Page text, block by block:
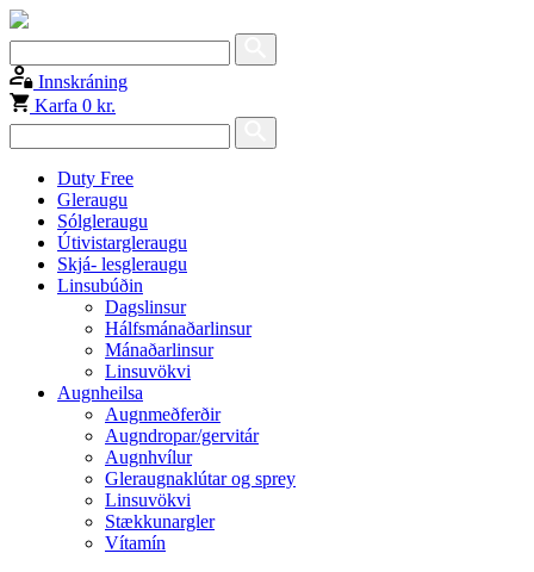
Innskráning
Karfa 0 kr.
Duty Free
Gleraugu
Sólgleraugu
Útivistargleraugu
Skjá- lesgleraugu
Linsubúðin
Dagslinsur
Hálfsmánaðarlinsur
Mánaðarlinsur
Linsuvökvi
Augnheilsa
Augnmeðferðir
Augndropar/gervitár
Augnhvílur
Gleraugnaklútar og sprey
Linsuvökvi
Stækkunargler
Vítamín